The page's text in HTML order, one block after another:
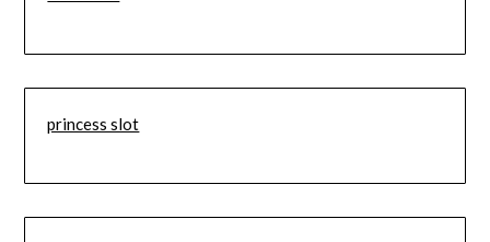
princess slot